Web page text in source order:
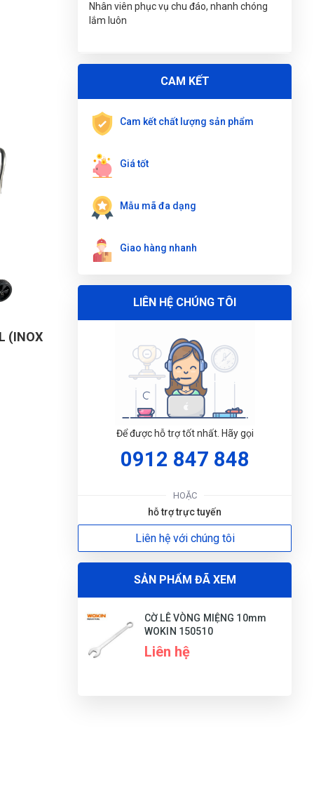
(INOX
WOKIN 150510
Nguyễn Tuấn An(Tỉnh Phú Yên)đã mua sản
phẩmCỜ LÊ VÒNG MIỆNG 10mm WOKIN
150510
Nguyễn Phương Yến Linh
đã mua sản phẩm
Phạm Ngọc Vinh
150510
Nhân viên phục vụ chu đáo, nhanh chóng
lắm luôn
CAM KẾT
Cam kết chất lượng sản phẩm
Giá tốt
Mẫu mã đa dạng
Giao hàng nhanh
LIÊN HỆ CHÚNG TÔI
Để được hỗ trợ tốt nhất. Hãy gọi
0912 847 848
HOẶC
hỗ trợ trực tuyến
Liên hệ với chúng tôi
SẢN PHẨM ĐÃ XEM
CỜ LÊ VÒNG MIỆNG 10mm
WOKIN 150510
Liên hệ